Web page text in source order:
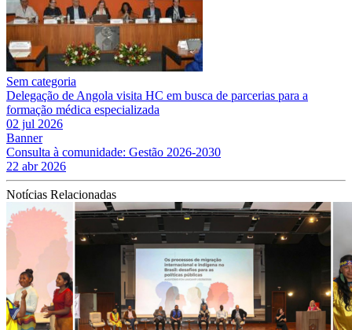
Sem categoria
Delegação de Angola visita HC em busca de parcerias para a
formação médica especializada
02 jul 2026
Banner
Consulta à comunidade: Gestão 2026-2030
22 abr 2026
Notícias Relacionadas